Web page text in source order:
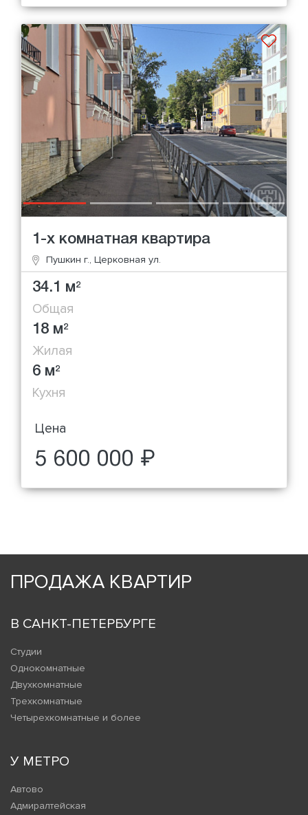
1-х комнатная квартира
Пушкин г., Церковная ул.
34.1 м2
Общая
18 м2
Жилая
6 м2
Кухня
Цена
5 600 000 ₽
ПРОДАЖА КВАРТИР
В САНКТ-ПЕТЕРБУРГЕ
Студии
Однокомнатные
Двухкомнатные
Трехкомнатные
Четырехкомнатные и более
У МЕТРО
Автово
Адмиралтейская